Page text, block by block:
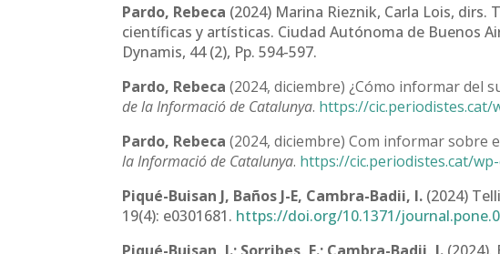
Pardo, Rebeca (2024) Marina Rieznik, Carla Lois,
científicas y artísticas. Ciudad Autónoma de Buenos
Dynamis, 44 (2), Pp. 594-597.
Pardo, Rebeca (2024, diciembre) ¿Cómo informar del
de la Informació de Catalunya. https://
Pardo, Rebeca (2024, diciembre) Com informar sobre
la Informació de Catalunya. https://cic.periodistes.cat/
Piqué-Buisan J, Baños J-E, Cambra-Badii, I. (2024)
19(4): e0301681. https://doi.org/10.1371/